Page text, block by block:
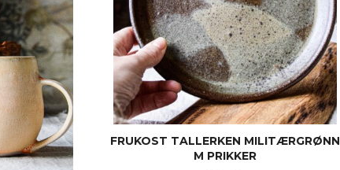
FRUKOST TALLERKEN MILITÆRGRØNN
M PRIKKER